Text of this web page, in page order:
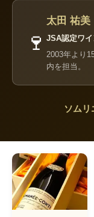
🍷
太田 祐美
JSA認定ワ
2003年より
内を担当。
ソムリ